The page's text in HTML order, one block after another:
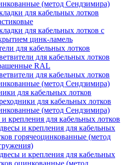
(метод Сендзимира)
для кабельных лотков
для кабельных лотков с
цинк-ламель
для кабельных лотков
для кабельных лотков
RAL
для кабельных лотков
(метод Сендзимира)
для кабельных лотков
для кабельных лотков
(метод Сендзимира)
крепления для кабельных лотков
и крепления для кабельных
горячеоцинкованные (метод
и крепления для кабельных
оцинкованные (метод